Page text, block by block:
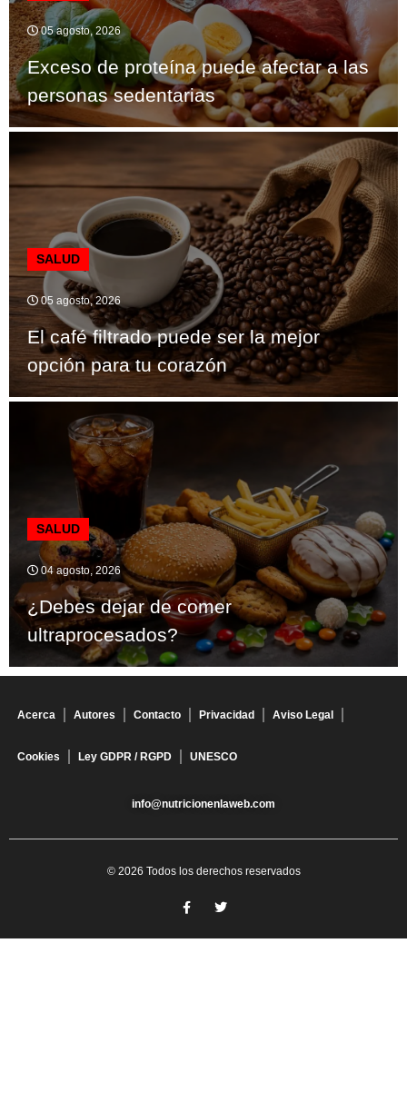
05 agosto, 2026
Exceso de proteína puede afectar a las
personas sedentarias
SALUD
05 agosto, 2026
El café filtrado puede ser la mejor
opción para tu corazón
SALUD
04 agosto, 2026
¿Debes dejar de comer
ultraprocesados?
Acerca Autores Contacto Privacidad Aviso Legal
Cookies Ley GDPR / RGPD UNESCO
info@nutricionenlaweb.com
© 2026 Todos los derechos reservados